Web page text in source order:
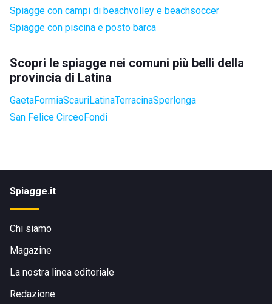
Spiagge con campi di beachvolley e beachsoccer
Spiagge con piscina e posto barca
Scopri le spiagge nei comuni più belli della
provincia di Latina
GaetaFormiaScauriLatinaTerracinaSperlonga
San Felice CirceoFondi
Spiagge.it
Chi siamo
Magazine
La nostra linea editoriale
Redazione